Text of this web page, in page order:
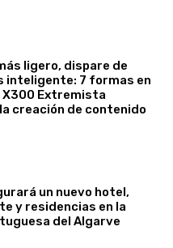
ligero, dispare de
inteligente: 7 formas en
X300 Extremista
creación de contenido
un nuevo hotel,
y residencias en la
del Algarve